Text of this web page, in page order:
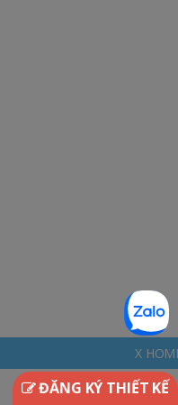
ĐĂNG KÝ THIẾT KẾ
X HOME -